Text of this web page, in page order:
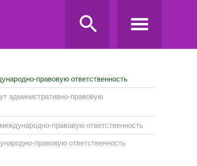
правовую ответственность
административно-правовую
правовую ответственность
правовую ответственность